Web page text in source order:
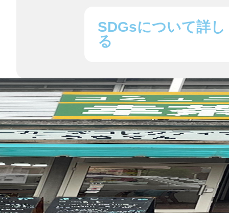
SDGsについて詳し
る
八女
日立
滋賀県